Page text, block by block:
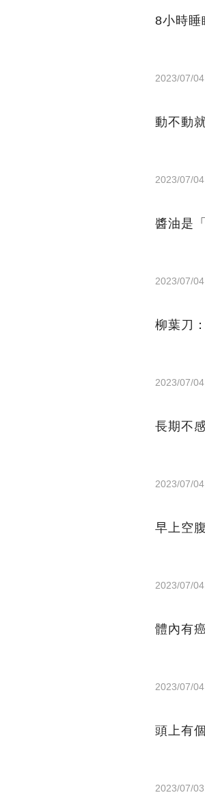
8小時睡
2023/07/04
動不動
2023/07/04
醬油是
2023/07/04
柳葉刀
2023/07/04
長期不
2023/07/04
早上空
2023/07/04
體內有
2023/07/04
頭上有
2023/07/03